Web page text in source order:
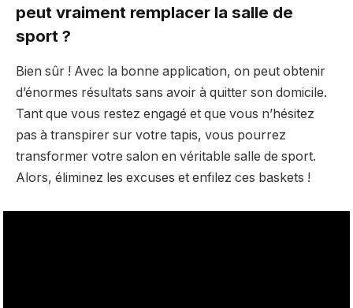
peut vraiment remplacer la salle de
sport ?
Bien sûr ! Avec la bonne application, on peut obtenir
d’énormes résultats sans avoir à quitter son domicile.
Tant que vous restez engagé et que vous n’hésitez
pas à transpirer sur votre tapis, vous pourrez
transformer votre salon en véritable salle de sport.
Alors, éliminez les excuses et enfilez ces baskets !